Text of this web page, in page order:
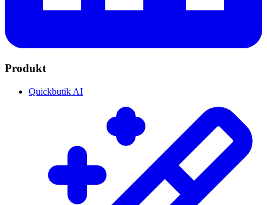
Produkt
Quickbutik AI